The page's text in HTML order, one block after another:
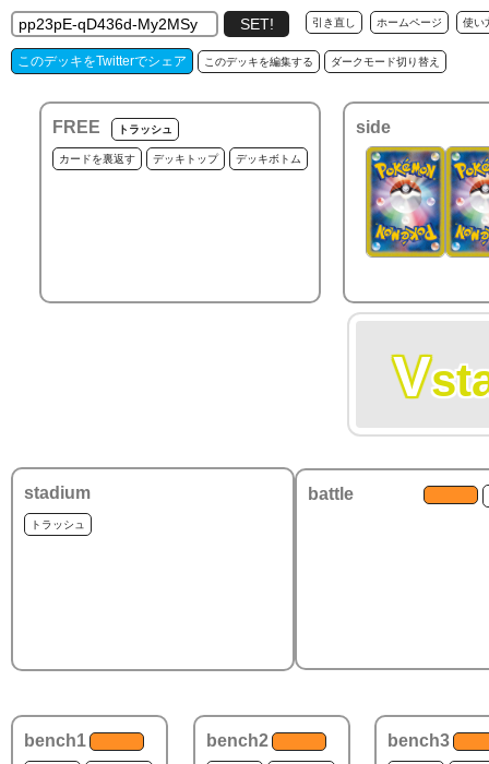
引き直し ホームページ 使い
このデッキをTwitterでシェア このデッキを編集する ダークモード切り替え
FREE トラッシュ
カードを裏返す デッキトップ デッキボトム
side
V
stadium
トラッシュ
battle
bench1 bench2 bench3